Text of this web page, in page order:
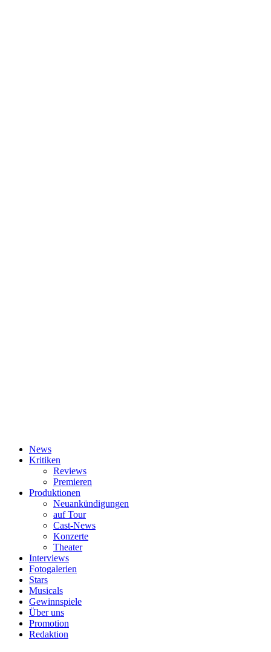
News
Kritiken
Reviews
Premieren
Produktionen
Neuankündigungen
auf Tour
Cast-News
Konzerte
Theater
Interviews
Fotogalerien
Stars
Musicals
Gewinnspiele
Über uns
Promotion
Redaktion